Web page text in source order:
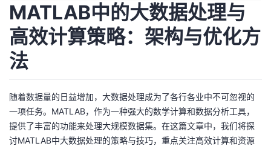
页
开
发
者
我
的
我
MATLAB中的大数据处理与
高效计算策略：架构与优化方
法
随着数据量的日益增加，大数据处理成为了各行各业中不可忽视的
一项任务。MATLAB，作为一种强大的数学计算和数据分析工具，
提供了丰富的功能来处理大规模数据集。在这篇文章中，我们将探
讨MATLAB中大数据处理的策略与技巧，重点关注高效计算和资源